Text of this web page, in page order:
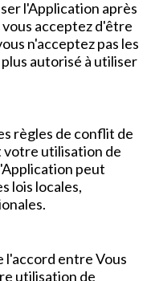
l'Application après
acceptez d'être
n'acceptez pas les
autorisé à utiliser
règles de conflit de
votre utilisation de
peut
lois locales,
l'accord entre Vous
utilisation de